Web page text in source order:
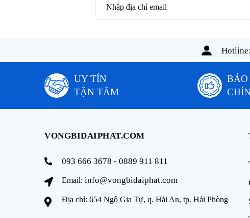
Hotline:
UY TÍN
TẬN TÂM
VONGBIDAIPHAT.COM
093 666 3678 - 0889 911 811
Email: info@vongbidaiphat.com
Địa chỉ: 654 Ngô Gia Tự, q. Hải An, tp. Hải Phòng